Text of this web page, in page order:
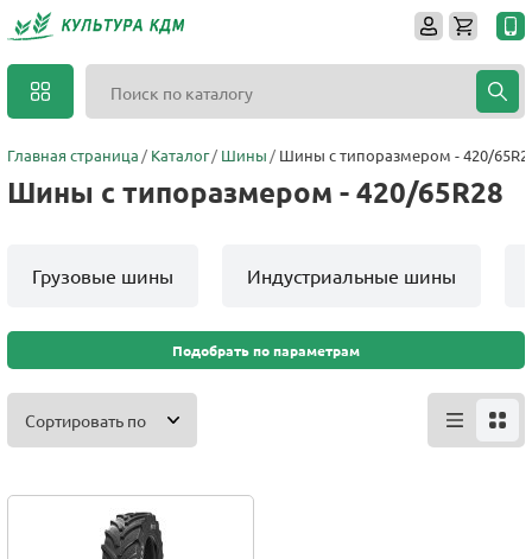
Главная страница Каталог Шины Шины с типоразмером - 420/
Шины с типоразмером - 420/65R28
Грузовые шины Индустриальные шины
Подобрать по параметрам
Сортировать по